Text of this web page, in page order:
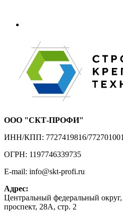
ООО "СКТ-ПРОФИ"
ИНН/КПП: 7727419816/772701001
ОГРН: 1197746339735
E-mail: info@skt-profi.ru
Адрес:
Центральный федеральный
проспект, 28А, стр. 2